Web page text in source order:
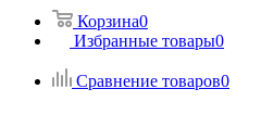
Корзина0
Избранные товары0
Сравнение товаров0